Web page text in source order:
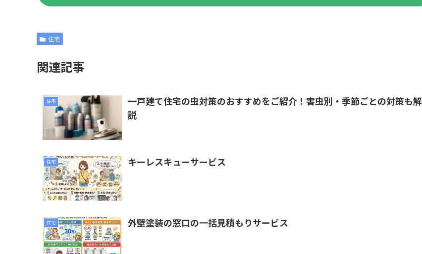
住宅
関連記事
住宅
一戸建て住宅の虫対策のおすすめをご紹介！害虫別・季節ごとの対策も解
説
住宅 キーレスキューサービス
住宅 外壁塗装の窓口の一括見積もりサービス